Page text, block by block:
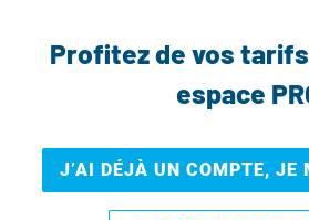
Profitez de vos
espace
J’AI DÉJÀ UN COMPTE, JE